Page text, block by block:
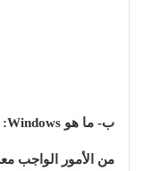
ب- ما هو Windows:
من الأمور الواجب